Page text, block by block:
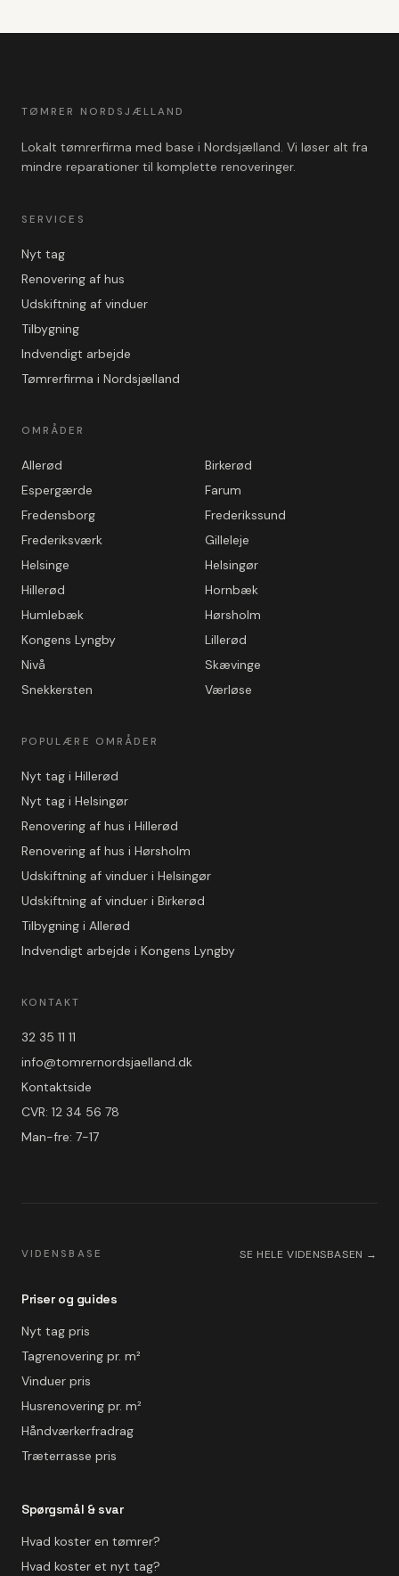
TØMRER NORDSJÆLLAND
Lokalt tømrerfirma med base i Nordsjælland. Vi løser alt fra
mindre reparationer til komplette renoveringer.
SERVICES
Nyt tag
Renovering af hus
Udskiftning af vinduer
Tilbygning
Indvendigt arbejde
Tømrerfirma i Nordsjælland
OMRÅDER
Allerød
Birkerød
Espergærde
Farum
Fredensborg
Frederikssund
Frederiksværk
Gilleleje
Helsinge
Helsingør
Hillerød
Hornbæk
Humlebæk
Hørsholm
Kongens Lyngby
Lillerød
Nivå
Skævinge
Snekkersten
Værløse
POPULÆRE OMRÅDER
Nyt tag i Hillerød
Nyt tag i Helsingør
Renovering af hus i Hillerød
Renovering af hus i Hørsholm
Udskiftning af vinduer i Helsingør
Udskiftning af vinduer i Birkerød
Tilbygning i Allerød
Indvendigt arbejde i Kongens Lyngby
KONTAKT
32 35 11 11
info@tomrernordsjaelland.dk
Kontaktside
CVR: 12 34 56 78
Man-fre: 7-17
VIDENSBASE SE HELE VIDENSBASEN →
Priser og guides
Nyt tag pris
Tagrenovering pr. m²
Vinduer pris
Husrenovering pr. m²
Håndværkerfradrag
Træterrasse pris
Spørgsmål & svar
Hvad koster en tømrer?
Hvad koster et nyt tag?